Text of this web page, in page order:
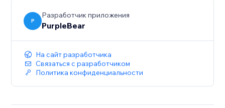
Добавьте штрих утонченности на свой веб-сайт –
установите Плавную прокрутку сегодня и
заставьте каждую прокрутку чувствоваться
легкой, современной и премиальной.
P
Разработчик приложения
PurpleBear
На сайт разработчика
Связаться с разработчиком
Политика конфиденциальности